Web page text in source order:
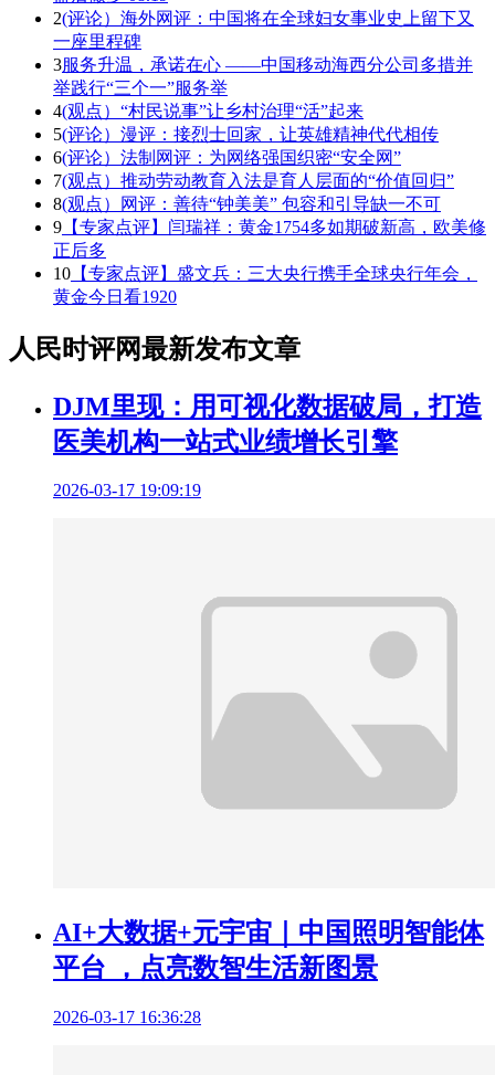
2(评论）海外网评：中国将在全球妇女事业史上留下又
一座里程碑
3服务升温，承诺在心 ——中国移动海西分公司多措并
举践行“三个一”服务举
4(观点）“村民说事”让乡村治理“活”起来
5(评论）漫评：接烈士回家，让英雄精神代代相传
6(评论）法制网评：为网络强国织密“安全网”
7(观点）推动劳动教育入法是育人层面的“价值回归”
8(观点）网评：善待“钟美美” 包容和引导缺一不可
9 【专家点评】闫瑞祥：黄金1754多如期破新高，欧美修
正后多
10 【专家点评】盛文兵：三大央行携手全球央行年会，
黄金今日看1920
人民时评网最新发布文章
DJM里现：用可视化数据破局，打造
医美机构一站式业绩增长引擎
2026-03-17 19:09:19
AI+大数据+元宇宙｜中国照明智能体
平台 ，点亮数智生活新图景
2026-03-17 16:36:28